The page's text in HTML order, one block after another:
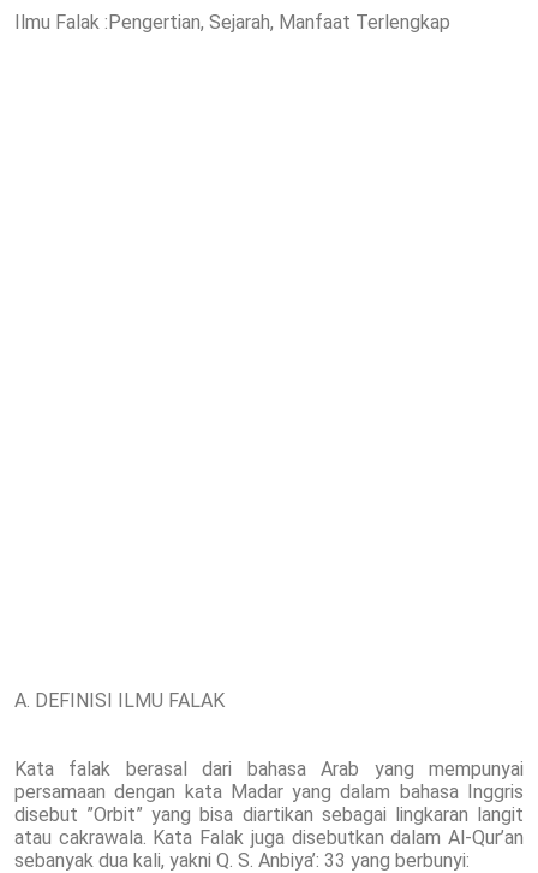
Ilmu Falak :Pengertian, Sejarah, Manfaat Terlengkap
A. DEFINISI ILMU FALAK
Kata falak berasal dari bahasa Arab yang mempunyai
persamaan dengan kata Madar yang dalam bahasa Inggris
disebut ”Orbit” yang bisa diartikan sebagai lingkaran langit
atau cakrawala. Kata Falak juga disebutkan dalam Al-Qur’an
sebanyak dua kali, yakni Q. S. Anbiya’: 33 yang berbunyi: